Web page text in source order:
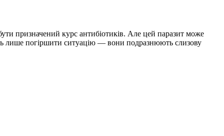
призначений курс антибіотиків. Але цей паразит може
лише погіршити ситуацію — вони подразнюють слизову